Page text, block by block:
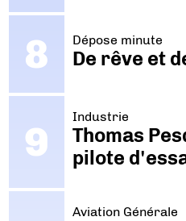
Dépose minute
De rêve et
Industrie
Thomas
pilote
Aviation Générale